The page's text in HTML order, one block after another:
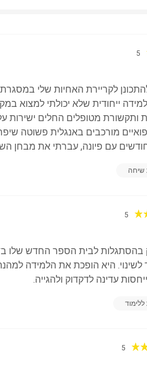
ומותאמת לצרכיו הייחודיים
אישית המבוססות על קצב ותחומי
שיח יומיומי
לשליטה מעשית בשפה
לביטחון ולמחסומי תקשורת
חינוכיות מרובות:
היסודי
התפתחות מקצועית
5
להתכונן לקריירת האחיות שלי
למידה ייחודית שלא יכולתי למצוא
ותקשורת מטופלים החלים ישירות
מורכבים באנגלית פשוטה
עם פיונה, עברתי את מבחן
שיחה
5
ה-10 נאבק בהסתגלות לבית הספר
לשינוי. היא הופכת את הלמידה
עדינה לדקדוק ולהגייה.
ללימוד
5